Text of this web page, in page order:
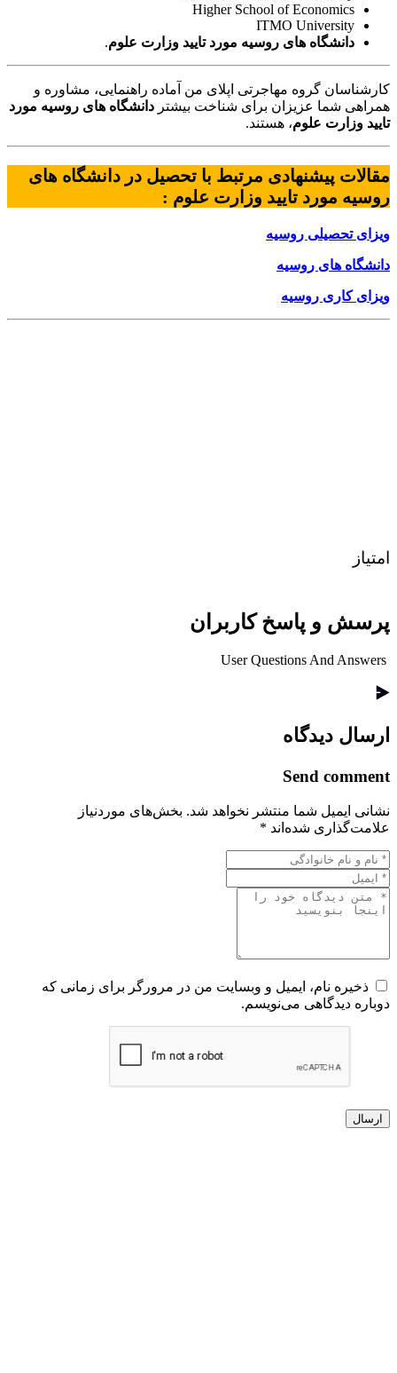
Higher School of Economics
ITMO University
دانشگاه های روسیه مورد تایید وزارت علوم.
کارشناسان گروه مهاجرتی اپلای من آماده راهنمایی، مشاوره و
همراهی شما عزیزان برای شناخت بیشتر دانشگاه های روسیه مورد
تایید وزارت علوم، هستند.
مقالات پیشنهادی مرتبط با تحصیل در دانشگاه های
روسیه مورد تایید وزارت علوم :
ویزای تحصیلی روسیه
دانشگاه های روسیه
ویزای کاری روسیه
امتیاز
پرسش و پاسخ کاربران
ارسال دیدگاه
Send comment
نشانی ایمیل شما منتشر نخواهد شد. بخش‌های موردنیاز
علامت‌گذاری شده‌اند *
ذخیره نام، ایمیل و وبسایت من در مرورگر برای زمانی که
دوباره دیدگاهی می‌نویسم.
ارسال